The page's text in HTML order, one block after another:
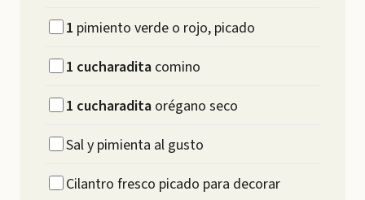
1 pimiento verde o rojo, picado
1 cucharadita comino
1 cucharadita orégano seco
Sal y pimienta al gusto
Cilantro fresco picado para decorar